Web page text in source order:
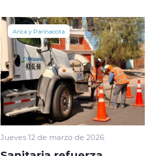
Arica y Parinacota
Jueves 12 de marzo de 2026